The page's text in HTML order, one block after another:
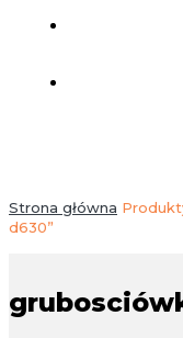
Strona główna
d630”